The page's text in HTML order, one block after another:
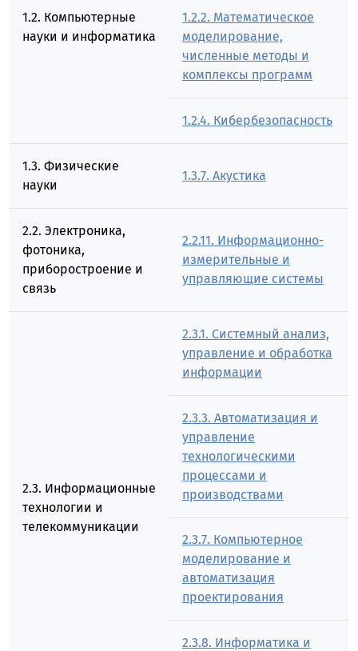
1.2. Компьютерные
науки и информатика
1.2.2. Математическое
моделирование,
численные методы и
комплексы программ
1.2.4. Кибербезопасность
1.3. Физические
науки
1.3.7. Акустика
2.2. Электроника,
фотоника,
приборостроение и
связь
2.2.11. Информационно-
измерительные и
управляющие системы
2.3. Информационные
технологии и
телекоммуникации
2.3.1. Системный анализ,
управление и обработка
информации
2.3.3. Автоматизация и
управление
технологическими
процессами и
производствами
2.3.7. Компьютерное
моделирование и
автоматизация
проектирования
2.3.8. Информатика и